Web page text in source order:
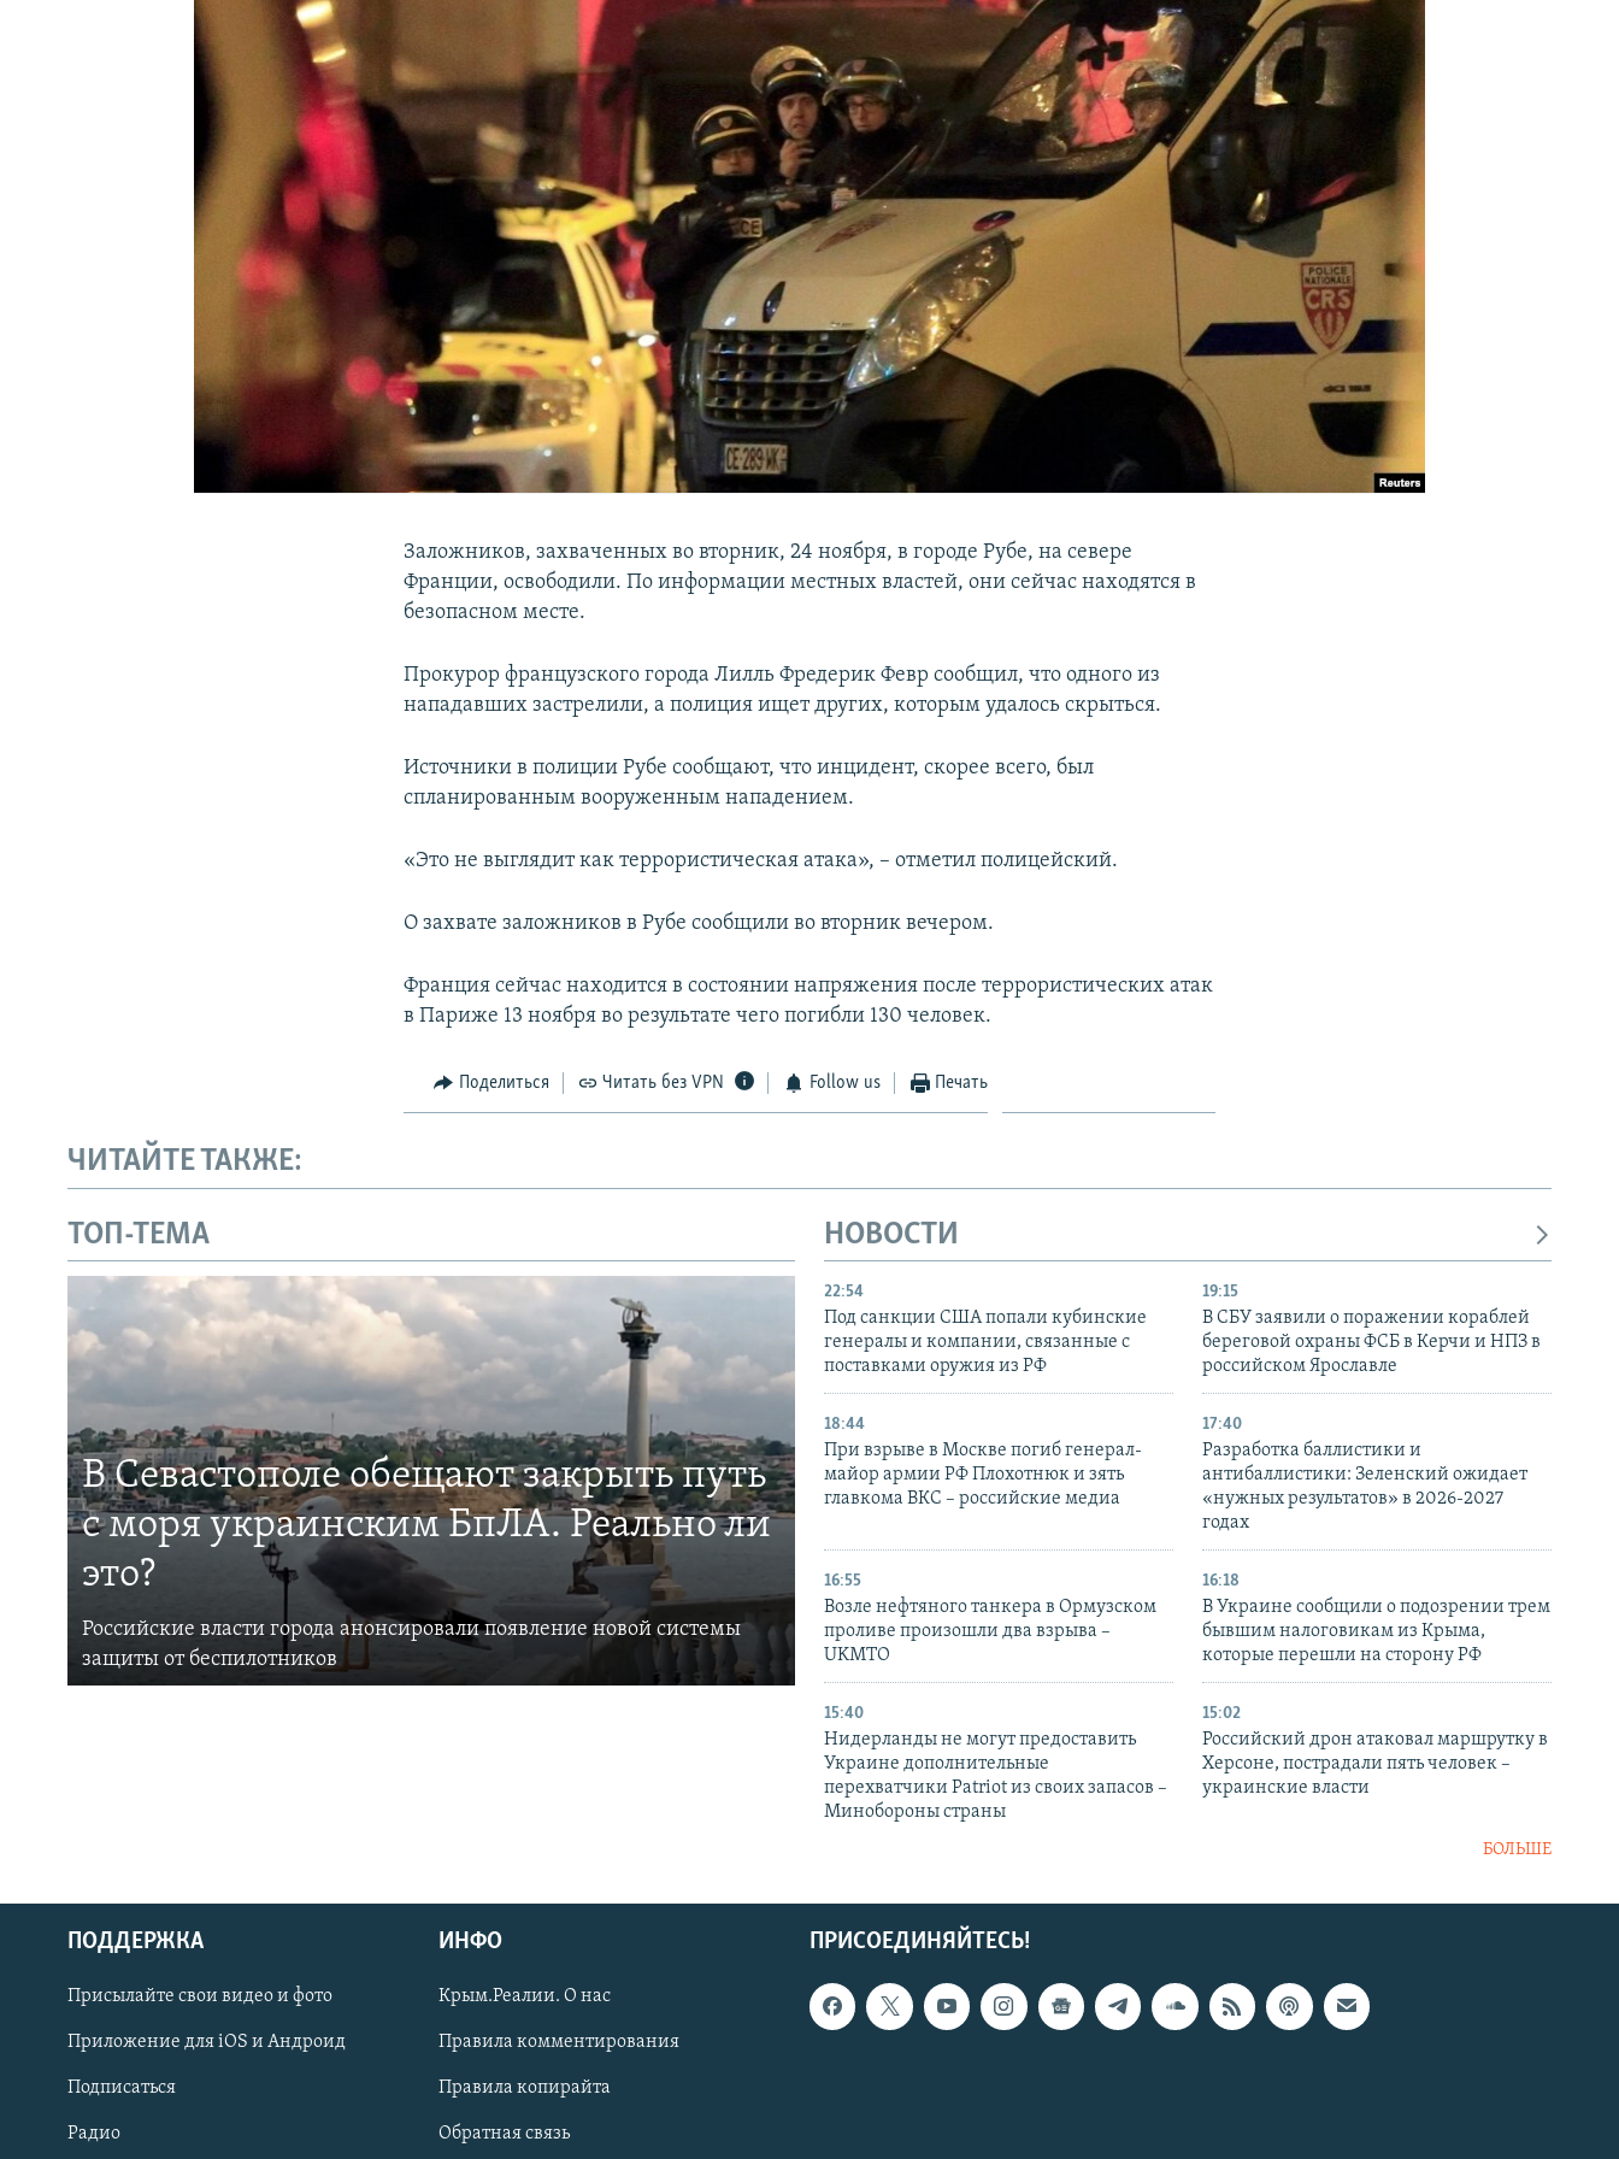
КРЫМ.НЕПОКОРЕННЫЙ
Українською
Qırımtatar
ПРИСОЕДИНЯЙТЕСЬ!
Заложников, захваченных во вторник, 24 ноября, в городе Рубе, на севере
Франции, освободили. По информации местных властей, они сейчас находятся в
безопасном месте.
Прокурор французского города Лилль Фредерик Февр сообщил, что одного из
нападавших застрелили, а полиция ищет других, которым удалось скрыться.
Источники в полиции Рубе сообщают, что инцидент, скорее всего, был
спланированным вооруженным нападением.
«Это не выглядит как террористическая атака», – отметил полицейский.
О захвате заложников в Рубе сообщили во вторник вечером.
Франция сейчас находится в состоянии напряжения после террористических атак
в Париже 13 ноября во результате чего погибли 130 человек.
Поделиться Читать без VPN Follow us Печать
ЧИТАЙТЕ ТАКЖЕ:
ТОП-ТЕМА
В Севастополе обещают закрыть путь
с моря украинским БпЛА. Реально ли
это?
Российские власти города анонсировали появление новой системы
защиты от беспилотников
НОВОСТИ
22:54
Под санкции США попали кубинские
генералы и компании, связанные с
поставками оружия из РФ
19:15
В СБУ заявили о поражении кораблей
береговой охраны ФСБ в Керчи и НПЗ в
российском Ярославле
18:44
При взрыве в Москве погиб генерал-
майор армии РФ Плохотнюк и зять
главкома ВКС – российские медиа
17:40
Разработка баллистики и
антибаллистики: Зеленский ожидает
«нужных результатов» в 2026-2027
годах
16:55
Возле нефтяного танкера в Ормузском
проливе произошли два взрыва –
UKMTO
16:18
В Украине сообщили о подозрении трем
бывшим налоговикам из Крыма,
которые перешли на сторону РФ
15:40
Нидерланды не могут предоставить
Украине дополнительные
перехватчики Patriot из своих запасов –
Минобороны страны
15:02
Российский дрон атаковал маршрутку в
Херсоне, пострадали пять человек –
украинские власти
БОЛЬШЕ
ПРИСОЕДИНЯЙТЕСЬ!
ПОДДЕРЖКА
Присылайте свои видео и фото
Приложение для iOS и Андроид
Подписаться
Радио
ИНФО
Крым.Реалии. О нас
Правила комментирования
Правила копирайта
Обратная связь